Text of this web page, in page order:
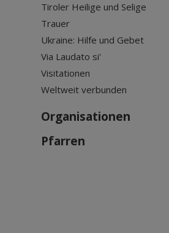
Tiroler Heilige und Selige
Trauer
Ukraine: Hilfe und Gebet
Via Laudato si'
Visitationen
Weltweit verbunden
Organisationen
Pfarren